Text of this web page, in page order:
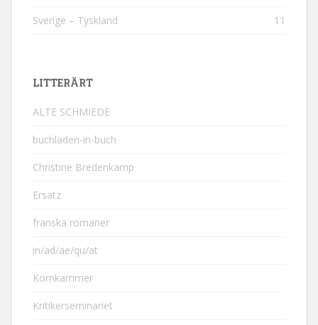
Sverige – Tyskland 11
LITTERÄRT
ALTE SCHMIEDE
buchladen-in-buch
Christine Bredenkamp
Ersatz
franska romaner
in/ad/ae/qu/at
Kornkammer
Kritikerseminariet